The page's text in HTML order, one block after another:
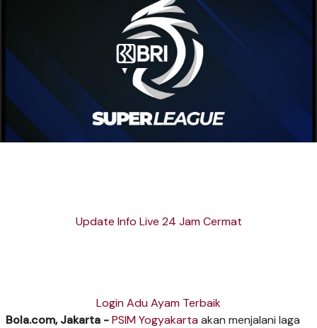
Update Info Live 24 Jam Cermat
Login Adu Ayam Terbaik
Bola.com, Jakarta -PSIM Yogyakartaakan menjalani laga